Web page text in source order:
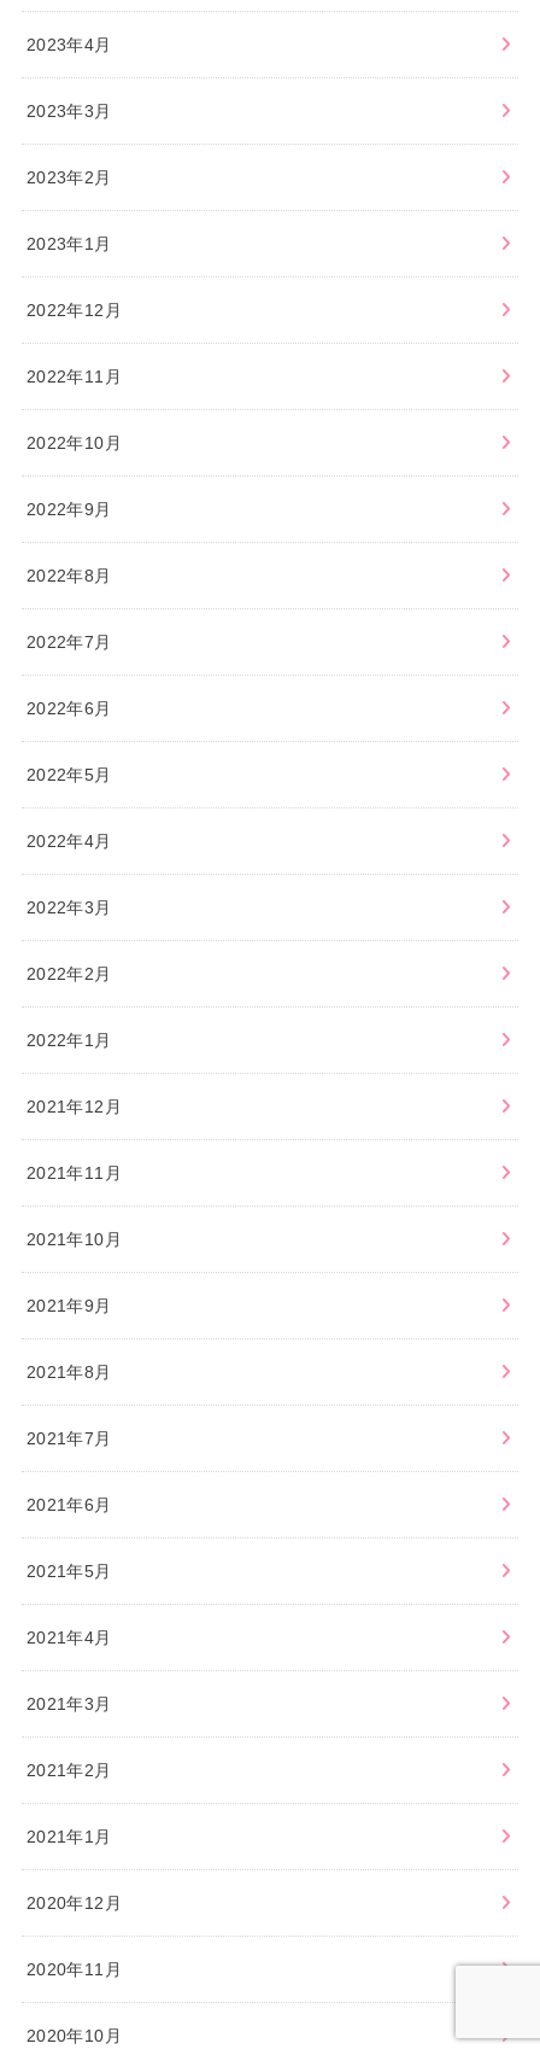
2023年4月
2023年3月
2023年2月
2023年1月
2022年12月
2022年11月
2022年10月
2022年9月
2022年8月
2022年7月
2022年6月
2022年5月
2022年4月
2022年3月
2022年2月
2022年1月
2021年12月
2021年11月
2021年10月
2021年9月
2021年8月
2021年7月
2021年6月
2021年5月
2021年4月
2021年3月
2021年2月
2021年1月
2020年12月
2020年11月
2020年10月